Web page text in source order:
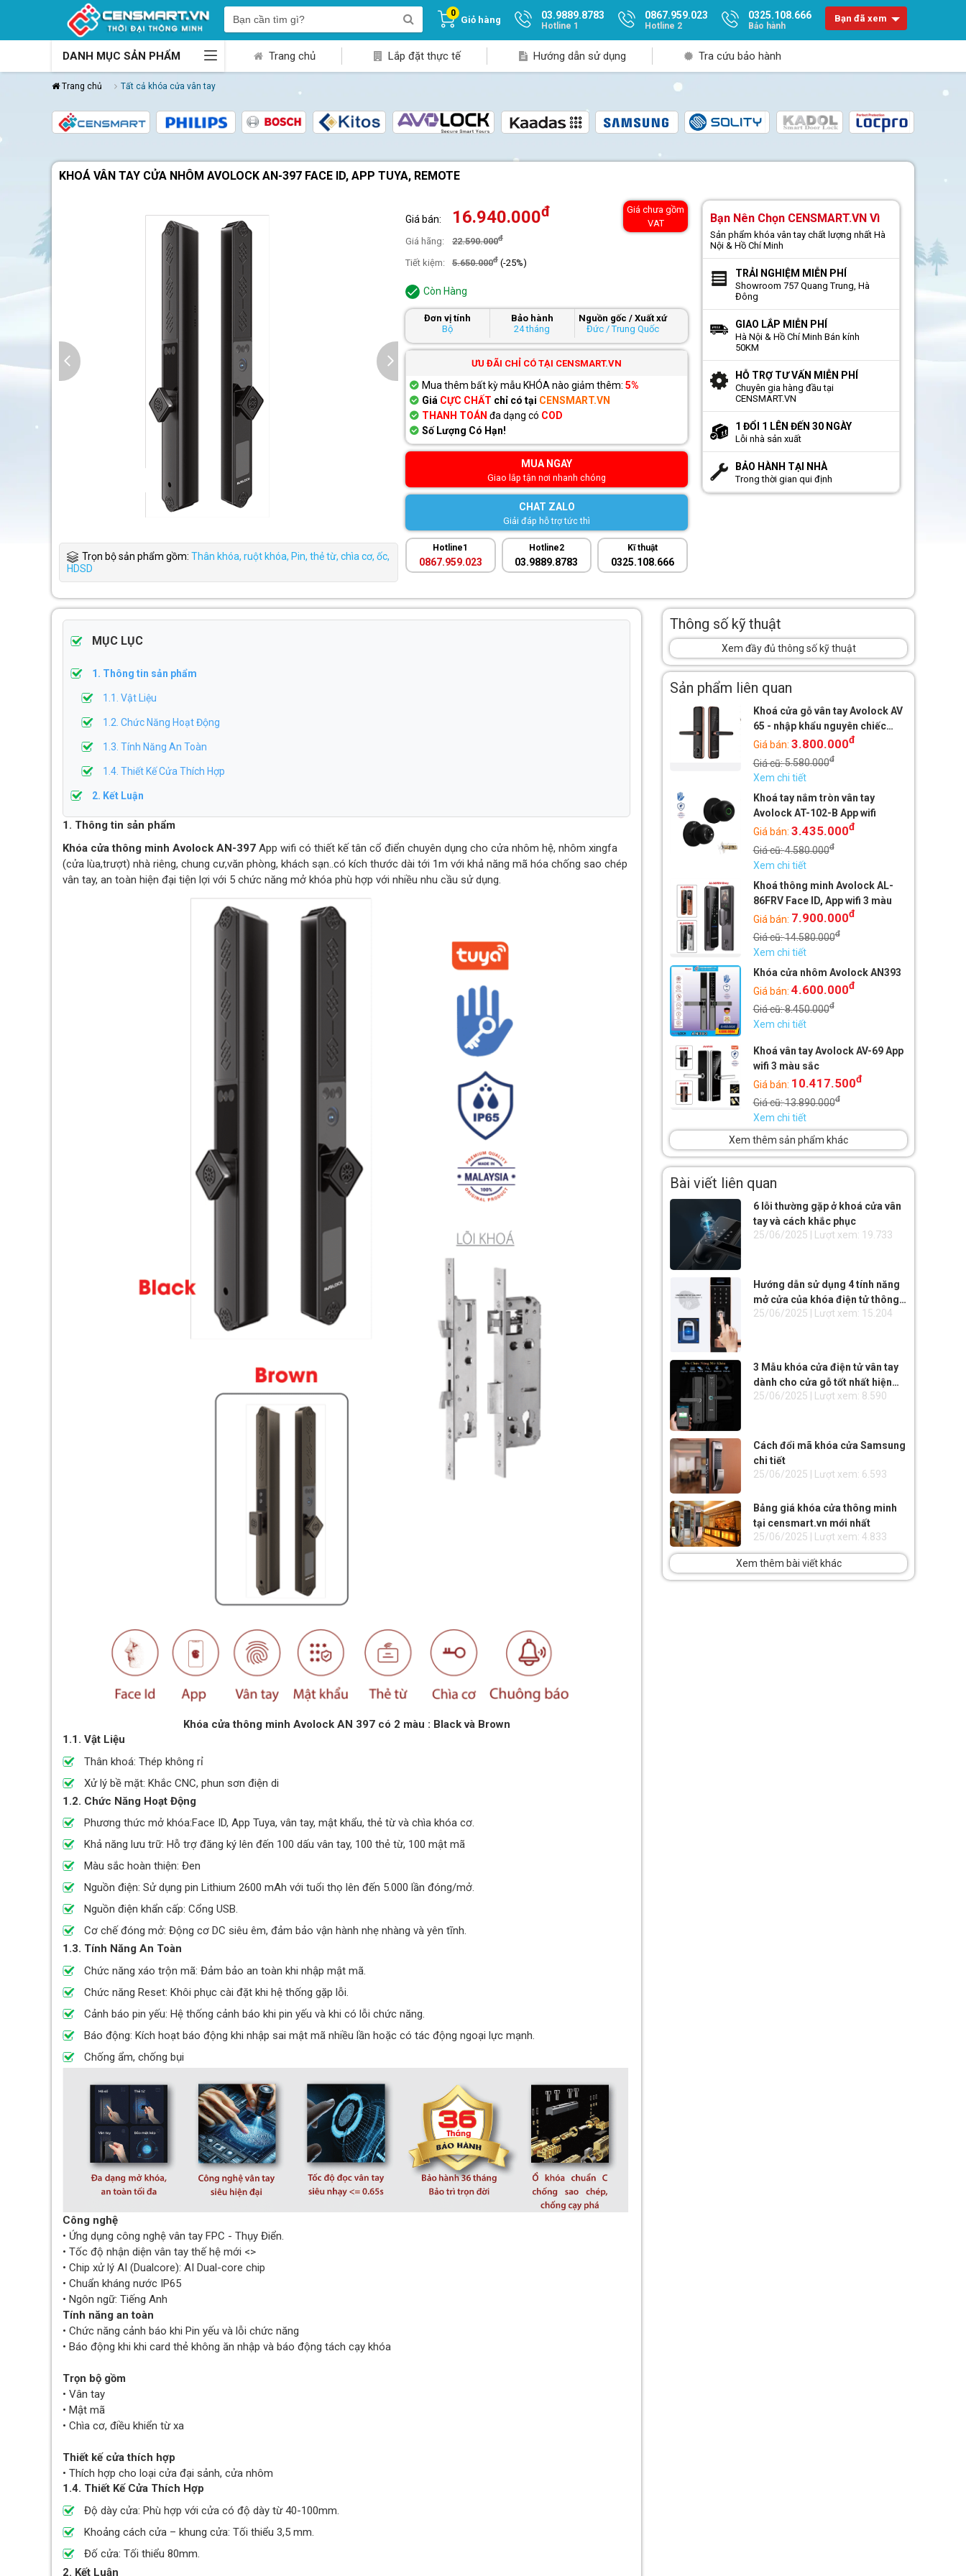
0
Giỏ hàng 03.9889.8783
Hotline 1
0867.959.023
Hotline 2
0325.108.666
Bảo hành
Bạn đã xem
DANH MỤC SẢN PHẨM Trang chủ Lắp đặt thực tế Hướng dẫn sử dụng Tra cứu bảo hành
Trang chủ Tất cả khóa cửa vân tay
KHOÁ VÂN TAY CỬA NHÔM AVOLOCK AN-397 FACE ID, APP TUYA, REMOTE
Trọn bộ sản phẩm gồm: Thân khóa, ruột khóa, Pin, thẻ từ, chìa cơ, ốc,
HDSD
Giá bán: 16.940.000đ
Giá hãng: 22.590.000đ
Giá chưa gồm
VAT
Tiết kiệm: 5.650.000đ (-25%)
Còn Hàng
Đơn vị tính
Bộ
Bảo hành
24 tháng
Nguồn gốc / Xuất xứ
Đức / Trung Quốc
ƯU ĐÃI CHỈ CÓ TẠI CENSMART.VN
Mua thêm bất kỳ mẫu KHÓA nào giảm thêm: 5%
Giá CỰC CHẤT chỉ có tại CENSMART.VN
THANH TOÁN đa dạng có COD
Số Lượng Có Hạn!
MUA NGAY
Giao lắp tận nơi nhanh chóng
CHAT ZALO
Giải đáp hỗ trợ tức thì
Hotline1
0867.959.023
Hotline2
03.9889.8783
Kĩ thuật
0325.108.666
Bạn Nên Chọn CENSMART.VN Vì
Sản phẩm khóa vân tay chất lượng nhất Hà
Nội & Hồ Chí Minh
TRẢI NGHIỆM MIỄN PHÍ
Showroom 757 Quang Trung, Hà
Đông
GIAO LẮP MIỄN PHÍ
Hà Nội & Hồ Chí Minh Bán kính
50KM
HỖ TRỢ TƯ VẤN MIỄN PHÍ
Chuyên gia hàng đầu tại
CENSMART.VN
1 ĐỔI 1 LÊN ĐẾN 30 NGÀY
Lỗi nhà sản xuất
BẢO HÀNH TẠI NHÀ
Trong thời gian qui định
MỤC LỤC
1. Thông tin sản phẩm
1.1. Vật Liệu
1.2. Chức Năng Hoạt Động
1.3. Tính Năng An Toàn
1.4. Thiết Kế Cửa Thích Hợp
2. Kết Luận
1. Thông tin sản phẩm
Khóa cửa thông minh Avolock AN-397 App wifi có thiết kế tân cổ điển chuyên dụng cho cửa nhôm hệ, nhôm xingfa
(cửa lùa,trượt) nhà riêng, chung cư,văn phòng, khách sạn..có kích thước dài tới 1m với khả năng mã hóa chống sao chép
vân tay, an toàn hiện đại tiện lợi với 5 chức năng mở khóa phù hợp với nhiều nhu cầu sử dụng.
Khóa cửa thông minh Avolock AN 397 có 2 màu : Black và Brown
1.1. Vật Liệu
Thân khoá: Thép không rỉ
Xử lý bề mặt: Khắc CNC, phun sơn điện di
1.2. Chức Năng Hoạt Động
Phương thức mở khóa:Face ID, App Tuya, vân tay, mật khẩu, thẻ từ và chìa khóa cơ.
Khả năng lưu trữ: Hỗ trợ đăng ký lên đến 100 dấu vân tay, 100 thẻ từ, 100 mật mã
Màu sắc hoàn thiện: Đen
Nguồn điện: Sử dụng pin Lithium 2600 mAh với tuổi thọ lên đến 5.000 lần đóng/mở.
Nguồn điện khẩn cấp: Cổng USB.
Cơ chế đóng mở: Động cơ DC siêu êm, đảm bảo vận hành nhẹ nhàng và yên tĩnh.
1.3. Tính Năng An Toàn
Chức năng xáo trộn mã: Đảm bảo an toàn khi nhập mật mã.
Chức năng Reset: Khôi phục cài đặt khi hệ thống gặp lỗi.
Cảnh báo pin yếu: Hệ thống cảnh báo khi pin yếu và khi có lỗi chức năng.
Báo động: Kích hoạt báo động khi nhập sai mật mã nhiều lần hoặc có tác động ngoại lực mạnh.
Chống ẩm, chống bụi
Công nghệ
• Ứng dụng công nghệ vân tay FPC - Thụy Điển.
• Tốc độ nhận diện vân tay thế hệ mới <>
• Chip xử lý AI (Dualcore): AI Dual-core chip
• Chuẩn kháng nước IP65
• Ngôn ngữ: Tiếng Anh
Tính năng an toàn
• Chức năng cảnh báo khi Pin yếu và lỗi chức năng
• Báo động khi khi card thẻ không ăn nhập và báo động tách cạy khóa
Trọn bộ gồm
• Vân tay
• Mật mã
• Chìa cơ, điều khiển từ xa
Thiết kế cửa thích hợp
• Thích hợp cho loại cửa đại sảnh, cửa nhôm
1.4. Thiết Kế Cửa Thích Hợp
Độ dày cửa: Phù hợp với cửa có độ dày từ 40-100mm.
Khoảng cách cửa – khung cửa: Tối thiểu 3,5 mm.
Đố cửa: Tối thiểu 80mm.
2. Kết Luận
Thông số kỹ thuật
Xem đầy đủ thông số kỹ thuật
Sản phẩm liên quan
Khoá cửa gỗ vân tay Avolock AV
65 - nhập khẩu nguyên chiếc
Malaysia
Giá bán: 3.800.000đ
Giá cũ:5.580.000đ
Xem chi tiết
Khoá tay nắm tròn vân tay
Avolock AT-102-B App wifi
Giá bán: 3.435.000đ
Giá cũ:4.580.000đ
Xem chi tiết
Khoá thông minh Avolock AL-
86FRV Face ID, App wifi 3 màu
Giá bán: 7.900.000đ
Giá cũ:14.580.000đ
Xem chi tiết
Khóa cửa nhôm Avolock AN393
Giá bán: 4.600.000đ
Giá cũ:8.450.000đ
Xem chi tiết
Khoá vân tay Avolock AV-69 App
wifi 3 màu sắc
Giá bán: 10.417.500đ
Giá cũ:13.890.000đ
Xem chi tiết
Xem thêm sản phẩm khác
Bài viết liên quan
6 lỗi thường gặp ở khoá cửa vân
tay và cách khắc phục
25/06/2025 | Lượt xem: 19.733
Hướng dẫn sử dụng 4 tính năng
mở cửa của khóa điện tử thông
minh
25/06/2025 | Lượt xem: 15.204
3 Mẫu khóa cửa điện tử vân tay
dành cho cửa gỗ tốt nhất hiện
nay
25/06/2025 | Lượt xem: 8.590
Cách đổi mã khóa cửa Samsung
chi tiết
25/06/2025 | Lượt xem: 6.593
Bảng giá khóa cửa thông minh
tại censmart.vn mới nhất
25/06/2025 | Lượt xem: 4.833
Xem thêm bài viết khác